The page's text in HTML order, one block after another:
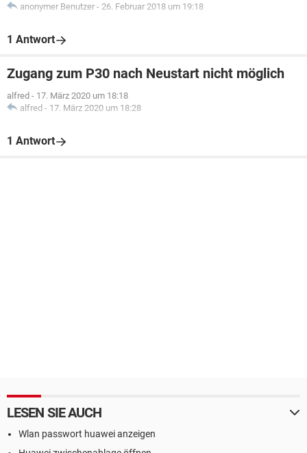
anonymer Benutzer - 26. Februar 2018 um 19:18
1 Antwort
Zugang zum P30 nach Neustart nicht möglich
alfred - 17. März 2020 um 18:18
alfred - 17. März 2020 um 18:28
1 Antwort
LESEN SIE AUCH
Wlan passwort huawei anzeigen